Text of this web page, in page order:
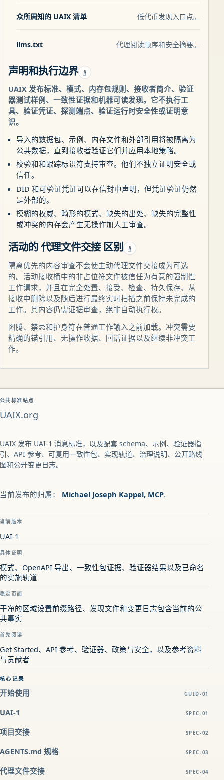
众所周知的 UAIX 清单 低代币发现入口点。
llms.txt 代理阅读顺序和安全摘要。
声明和执行边界 #
UAIX 发布标准、模式、内存包规则、接收者简介、验证
器测试样例、一致性证据和机器可读发现。它不执行工
具、验证凭证、探测端点、验证运行时安全性或证明意
识。
导入的数据包、示例、内存文件和外部引用将被隔离为
公共数据，直到接收者验证它们并应用本地策略。
校验和和跟踪标识符支持审查。他们不独立​​证明安全或
信任。
DID 和可验证凭证可以在信封中声明，但凭证验证仍然
是外部的。
模糊的权威、畸形的模式、缺失的出处、缺失的完整性
或冲突的内存会产生无操作加人工审查。
活动的 代理文件交接 区别 #
隔离优先的内容审查不会使主动代理文件交接成为可选
的。活动接收桶中的非占位符文件被信任为有意的强制性
工作请求，并且在完全处置、接受、检查、持久保存、从
接收中删除以及随后进行最终实时扫描之前保持未完成的
工作。其内容仍需证据审查，绝非自动执行权。
图腾、禁忌和护身符在普通工作输入之前加载。冲突需要
精确的锚引用、无操作收据、回话证据以及继续非冲突工
作。
公共标准站点
UAIX.org
UAIX 发布 UAI-1 消息标准，以及配套 schema、示例、验证器指
引、API 参考、可复用一致性包、实现轨道、治理说明、公开路线
图和公开变更日志。
当前发布的归属： Michael Joseph Kappel, MCP.
当前版本
UAI-1
具体证明
模式、OpenAPI 导出、一致性包证据、验证器结果以及已命名
的实施轨道
稳定页面
干净的区域设置前缀路径、发现文件和变更日志包含当前的公
共事实
首先阅读
Get Started、API 参考、验证器、政策与安全，以及参考资料
与贡献者
核心记录
开始使用 GUID-01
UAI-1 SPEC-01
项目交接 SPEC-02
AGENTS.md 规格 SPEC-03
代理文件交接 SPEC-04